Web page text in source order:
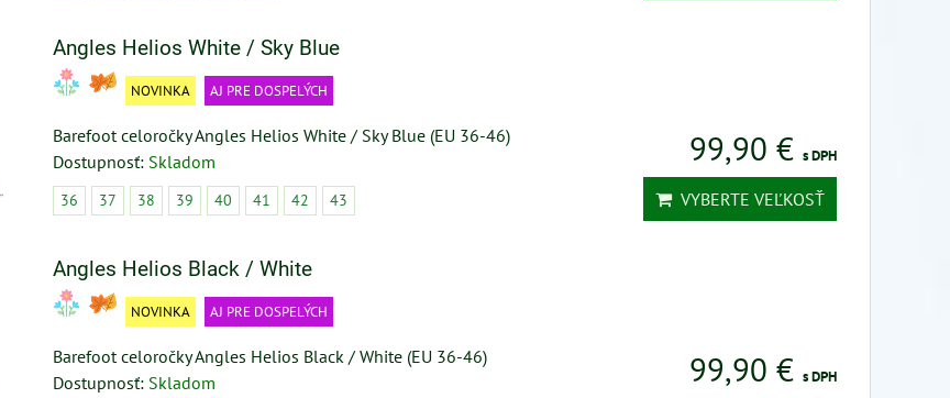
Angles Helios White / Sky Blue
NOVINKA AJ PRE DOSPELÝCH
Barefoot celoročky Angles Helios White / Sky Blue (EU 36-46)
Dostupnosť: Skladom
36 37 38 39 40 41 42 43
99,90 € s DPH
VYBERTE VEĽKOSŤ
Angles Helios Black / White
NOVINKA AJ PRE DOSPELÝCH
Barefoot celoročky Angles Helios Black / White (EU 36-46)
Dostupnosť: Skladom 99,90 € s DPH